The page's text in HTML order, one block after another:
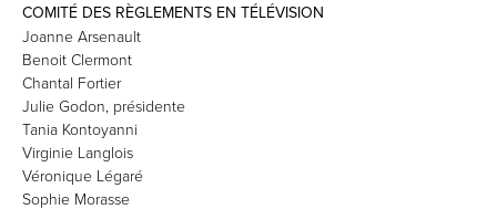
COMITÉ DES RÈGLEMENTS EN TÉLÉVISION
Joanne Arsenault
Benoit Clermont
Chantal Fortier
Julie Godon, présidente
Tania Kontoyanni
Virginie Langlois
Véronique Légaré
Sophie Morasse